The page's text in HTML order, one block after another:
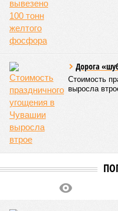
Дорога
Стоимость
выросла